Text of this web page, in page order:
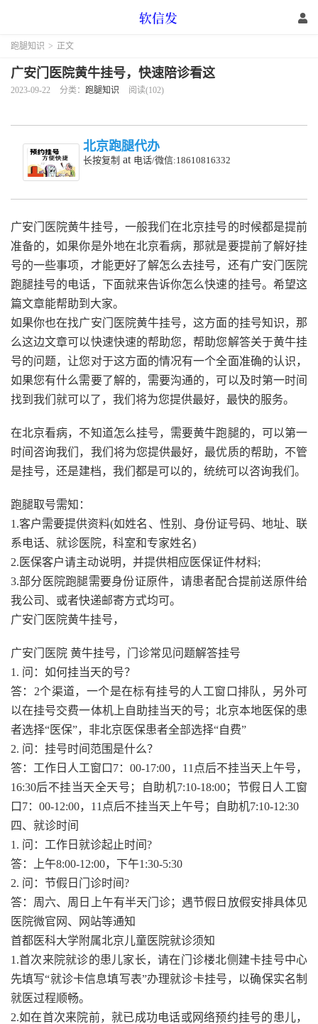
跑腿知识 > 正文
广安门医院黄牛挂号，快速陪诊看这
2023-09-22 分类： 跑腿知识 阅读(102)
北京跑腿代办
长按复制 at 电话/微信:18610816332
广安门医院黄牛挂号，一般我们在北京挂号的时候都是提前
准备的，如果你是外地在北京看病，那就是要提前了解好挂
号的一些事项，才能更好了解怎么去挂号，还有广安门医院
跑腿挂号的电话，下面就来告诉你怎么快速的挂号。希望这
篇文章能帮助到大家。
如果你也在找广安门医院黄牛挂号，这方面的挂号知识，那
么这边文章可以快速快速的帮助您，帮助您解答关于黄牛挂
号的问题，让您对于这方面的情况有一个全面准确的认识，
如果您有什么需要了解的，需要沟通的，可以及时第一时间
找到我们就可以了，我们将为您提供最好，最快的服务。
在北京看病，不知道怎么挂号，需要黄牛跑腿的，可以第一
时间咨询我们，我们将为您提供最好，最优质的帮助，不管
是挂号，还是建档，我们都是可以的，统统可以咨询我们。
跑腿取号需知：
1.客户需要提供资料(如姓名、性别、身份证号码、地址、联
系电话、就诊医院，科室和专家姓名)
2.医保客户请主动说明，并提供相应医保证件材料;
3.部分医院跑腿需要身份证原件，请患者配合提前送原件给
我公司、或者快递邮寄方式均可。
广安门医院黄牛挂号，
广安门医院 黄牛挂号，门诊常见问题解答挂号
1. 问：如何挂当天的号？
答：2个渠道，一个是在标有挂号的人工窗口排队，另外可
以在挂号交费一体机上自助挂当天的号；北京本地医保的患
者选择“医保”，非北京医保患者全部选择“自费”
2. 问：挂号时间范围是什么？
答：工作日人工窗口7：00-17:00，11点后不挂当天上午号，
16:30后不挂当天全天号；自助机7:10-18:00；节假日人工窗
口7：00-12:00，11点后不挂当天上午号；自助机7:10-12:30
四、就诊时间
1. 问：工作日就诊起止时间?
答：上午8:00-12:00，下午1:30-5:30
2. 问：节假日门诊时间?
答：周六、周日上午有半天门诊；遇节假日放假安排具体见
医院微官网、网站等通知
首都医科大学附属北京儿童医院就诊须知
1.首次来院就诊的患儿家长，请在门诊楼北侧建卡挂号中心
先填写“就诊卡信息填写表”办理就诊卡挂号，以确保实名制
就医过程顺畅。
2.如在首次来院前，就已成功电话或网络预约挂号的患儿，